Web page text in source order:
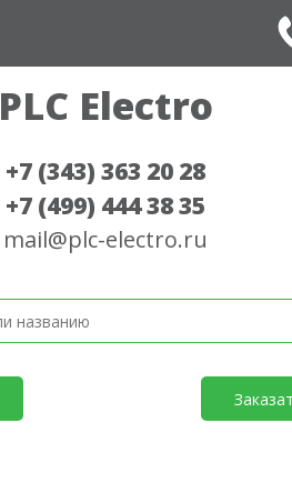
PLC Electro
+7 (343) 363 20 28
+7 (499) 444 38 35
mail@plc-electro.ru